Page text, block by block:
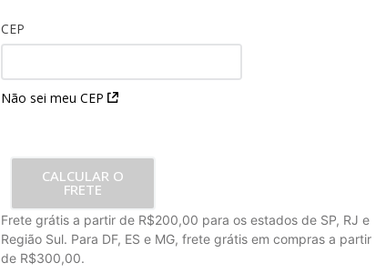
CEP
Não sei meu CEP
CALCULAR O
FRETE
Frete grátis a partir de R$200,00 para os estados de SP, RJ e
Região Sul. Para DF, ES e MG, frete grátis em compras a partir
de R$300,00.